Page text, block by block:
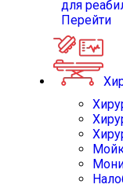
для
Перейти